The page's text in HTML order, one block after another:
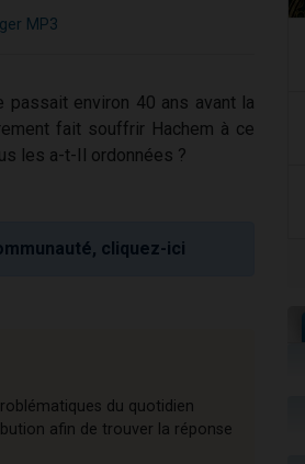
MP3
environ 40 ans avant la
fait souffrir Hachem à ce
les a-t-Il ordonnées ?
cliquez-ici
du quotidien
afin de trouver la réponse